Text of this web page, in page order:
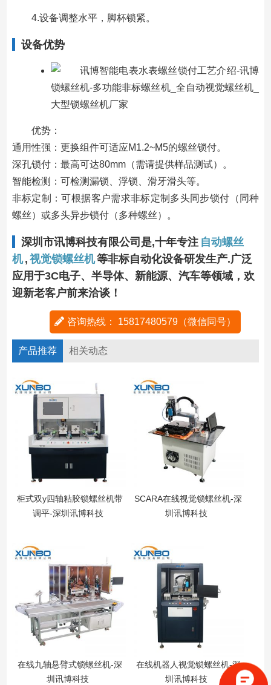
4.设备调整水平，脚杯锁紧。
设备优势
优势：
通用性强：更换组件可适应M1.2~M5的螺丝锁付。
深孔锁付：最高可达80mm（需请提供样品测试）。
智能检测：可检测漏锁、浮锁、滑牙滑头等。
非标定制：可根据客户需求非标定制多头同步锁付（同种
螺丝）或多头异步锁付（多种螺丝）。
深圳市讯博科技有限公司是,十年专注 自动螺丝
机 , 视觉锁螺丝机等非标自动化设备研发生产.广泛
应用于3C电子、半导体、新能源、汽车等领域，欢
迎新老客户前来洽谈！
咨询热线： 15817480579（微信同号）
产品推荐 相关动态
柜式双y四轴粘胶锁螺丝机带
调平-深圳讯博科技
SCARA在线视觉锁螺丝机-深
圳讯博科技
在线九轴悬臂式锁螺丝机-深
圳讯博科技
在线机器人视觉锁螺丝机-深
圳讯博科技